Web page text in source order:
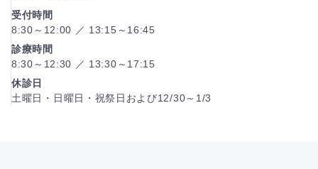
受付時間
8:30～12:00 ／ 13:15～16:45
診療時間
8:30～12:30 ／ 13:30～17:15
休診日
土曜日・日曜日・祝祭日および12/30～1/3